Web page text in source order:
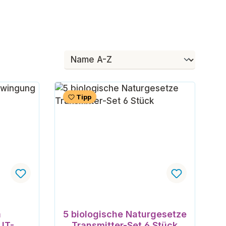
Tipp
5 biologische Naturgesetze